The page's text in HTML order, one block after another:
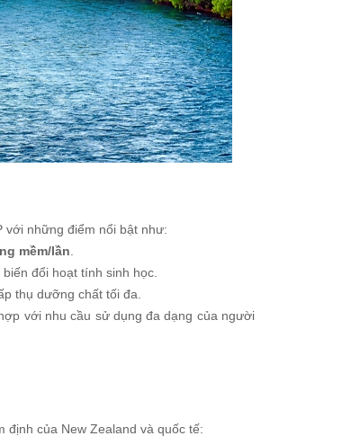
với những điểm nổi bật như:
mềm/lần
đổi hoạt tính sinh học.
thụ dưỡng chất tối đa.
hợp với nhu cầu sử dụng đa dạng của người
định của New Zealand và quốc tế: